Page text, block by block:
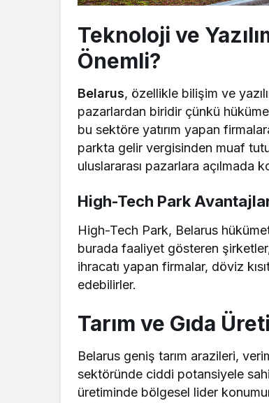
Teknoloji ve
Önemli?
Belarus, özellikle bilişim ve
pazarlardan biridir çünkü
bu sektöre yatırım yapan
parkta gelir vergisinden muaf
uluslararası pazarlara açılmada
High-Tech Park
High-Tech Park, Belarus
burada faaliyet gösteren
ihracatı yapan firmalar, döviz
edebilirler.
Tarım ve Gıda
Belarus geniş tarım arazileri,
sektöründe ciddi potansiyele
üretiminde bölgesel lider